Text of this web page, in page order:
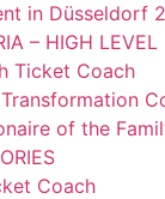
in Düsseldorf
– HIGH
Ticket Coach
of the
Coach